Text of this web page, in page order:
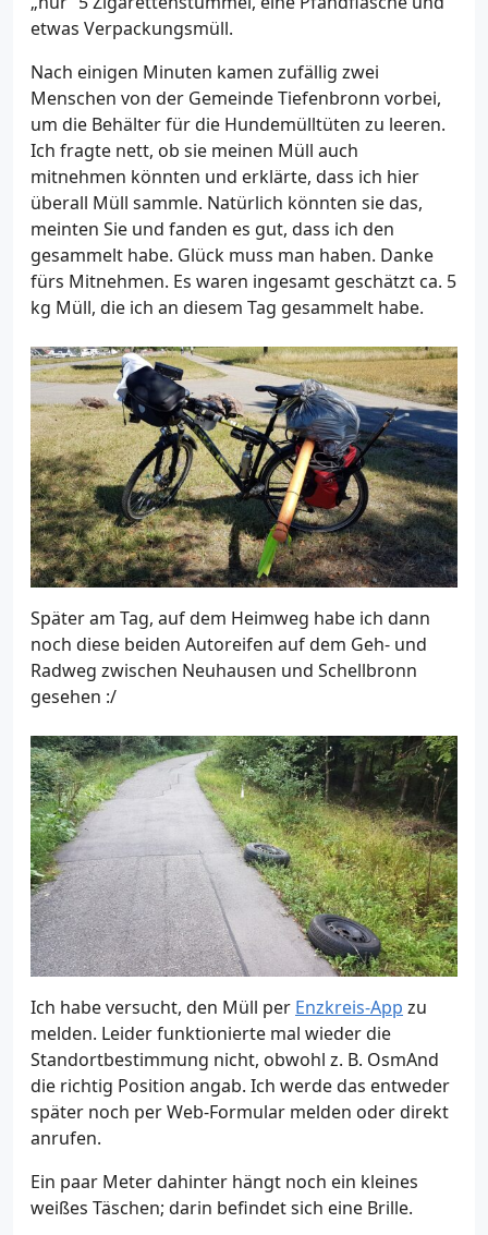
etwas Verpackungsmüll.
Nach einigen Minuten kamen zufällig zwei
Menschen von der Gemeinde Tiefenbronn vorbei,
um die Behälter für die Hundemülltüten zu leeren.
Ich fragte nett, ob sie meinen Müll auch
mitnehmen könnten und erklärte, dass ich hier
überall Müll sammle. Natürlich könnten sie das,
meinten Sie und fanden es gut, dass ich den
gesammelt habe. Glück muss man haben. Danke
fürs Mitnehmen. Es waren ingesamt geschätzt ca. 5
kg Müll, die ich an diesem Tag gesammelt habe.
Später am Tag, auf dem Heimweg habe ich dann
noch diese beiden Autoreifen auf dem Geh- und
Radweg zwischen Neuhausen und Schellbronn
gesehen :/
Ich habe versucht, den Müll per Enzkreis-App zu
melden. Leider funktionierte mal wieder die
Standortbestimmung nicht, obwohl z. B. OsmAnd
die richtig Position angab. Ich werde das entweder
später noch per Web-Formular melden oder direkt
anrufen.
Ein paar Meter dahinter hängt noch ein kleines
weißes Täschen; darin befindet sich eine Brille.